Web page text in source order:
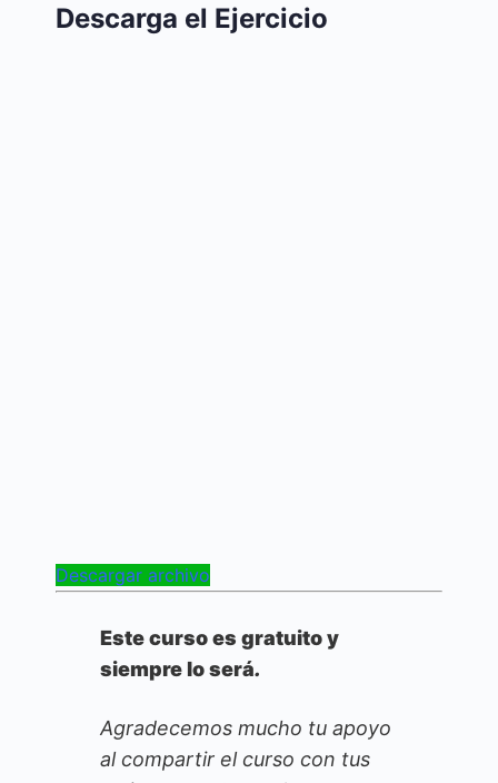
Descarga el Ejercicio
Descargar archivo
Este curso es gratuito y
siempre lo será.
Agradecemos mucho tu apoyo
al compartir el curso con tus